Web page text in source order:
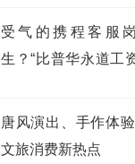
受气的携程客服
生？“比普华永道工
唐风演出、手作体
文旅消费新热点